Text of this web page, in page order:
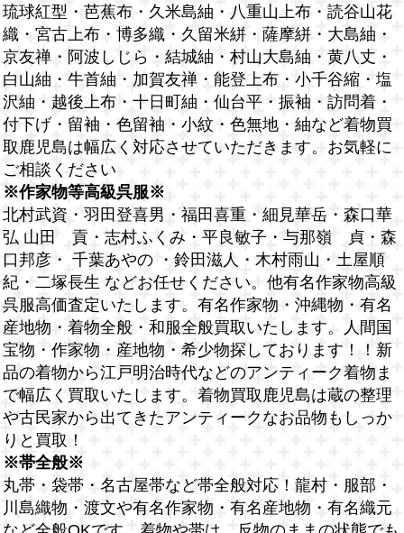
琉球紅型・芭蕉布・久米島紬・八重山上布・読谷山花
織・宮古上布・博多織・久留米絣・薩摩絣・大島紬・
京友禅・阿波しじら・結城紬・村山大島紬・黄八丈・
白山紬・牛首紬・加賀友禅・能登上布・小千谷縮・塩
沢紬・越後上布・十日町紬・仙台平・振袖・訪問着・
付下げ・留袖・色留袖・小紋・色無地・紬など着物買
取鹿児島は幅広く対応させていただきます。お気軽に
ご相談ください
※作家物等高級呉服※
北村武資・羽田登喜男・福田喜重・細見華岳・森口華
弘 山田 貢・志村ふくみ・平良敏子・与那嶺 貞・森
口邦彦・ 千葉あやの ・鈴田滋人・木村雨山・土屋順
紀・二塚長生 などお任せください。他有名作家物高級
呉服高価査定いたします。有名作家物・沖縄物・有名
産地物・着物全般・和服全般買取いたします。人間国
宝物・作家物・産地物・希少物探しております！！新
品の着物から江戸明治時代などのアンティーク着物ま
で幅広く買取いたします。着物買取鹿児島は蔵の整理
や古民家から出てきたアンティークなお品物もしっか
りと買取！
※帯全般※
丸帯・袋帯・名古屋帯など帯全般対応！龍村・服部・
川島織物・渡文や有名作家物・有名産地物・有名織元